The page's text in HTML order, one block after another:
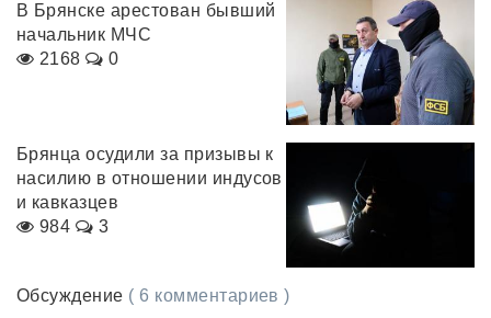
В Брянске арестован бывший
начальник МЧС
2168
0
Брянца осудили за призывы к
насилию в отношении индусов
и кавказцев
984
3
Обсуждение ( 6 комментариев )